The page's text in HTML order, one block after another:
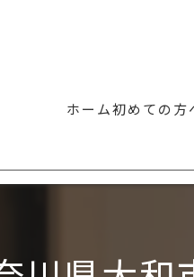
ホーム初めての方
【学割